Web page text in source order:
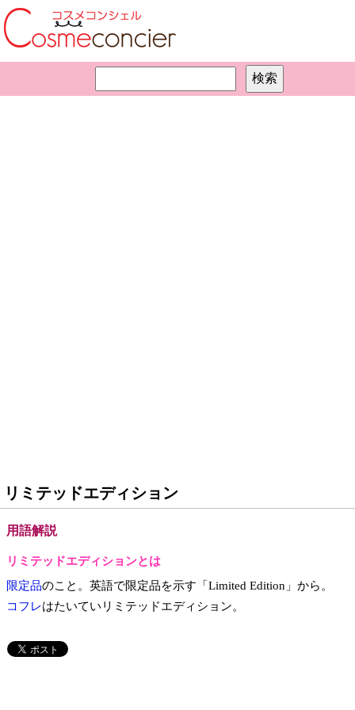
リミテッドエディション
用語解説
リミテッドエディションとは
限定品のこと。英語で限定品を示す「Limited Edition」から。
コフレはたいていリミテッドエディション。